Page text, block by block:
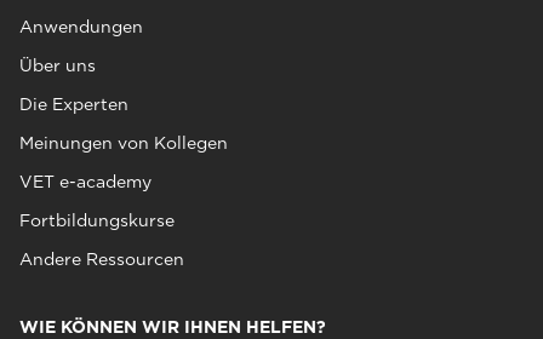
Anwendungen
Über uns
Die Experten
Meinungen von Kollegen
VET e-academy
Fortbildungskurse
Andere Ressourcen
WIE KÖNNEN WIR IHNEN HELFEN?